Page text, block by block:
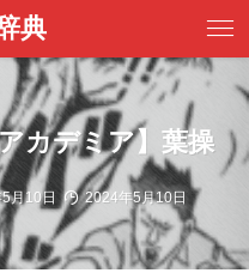
典
カデミア】葉操
月10日 2024年5月10日